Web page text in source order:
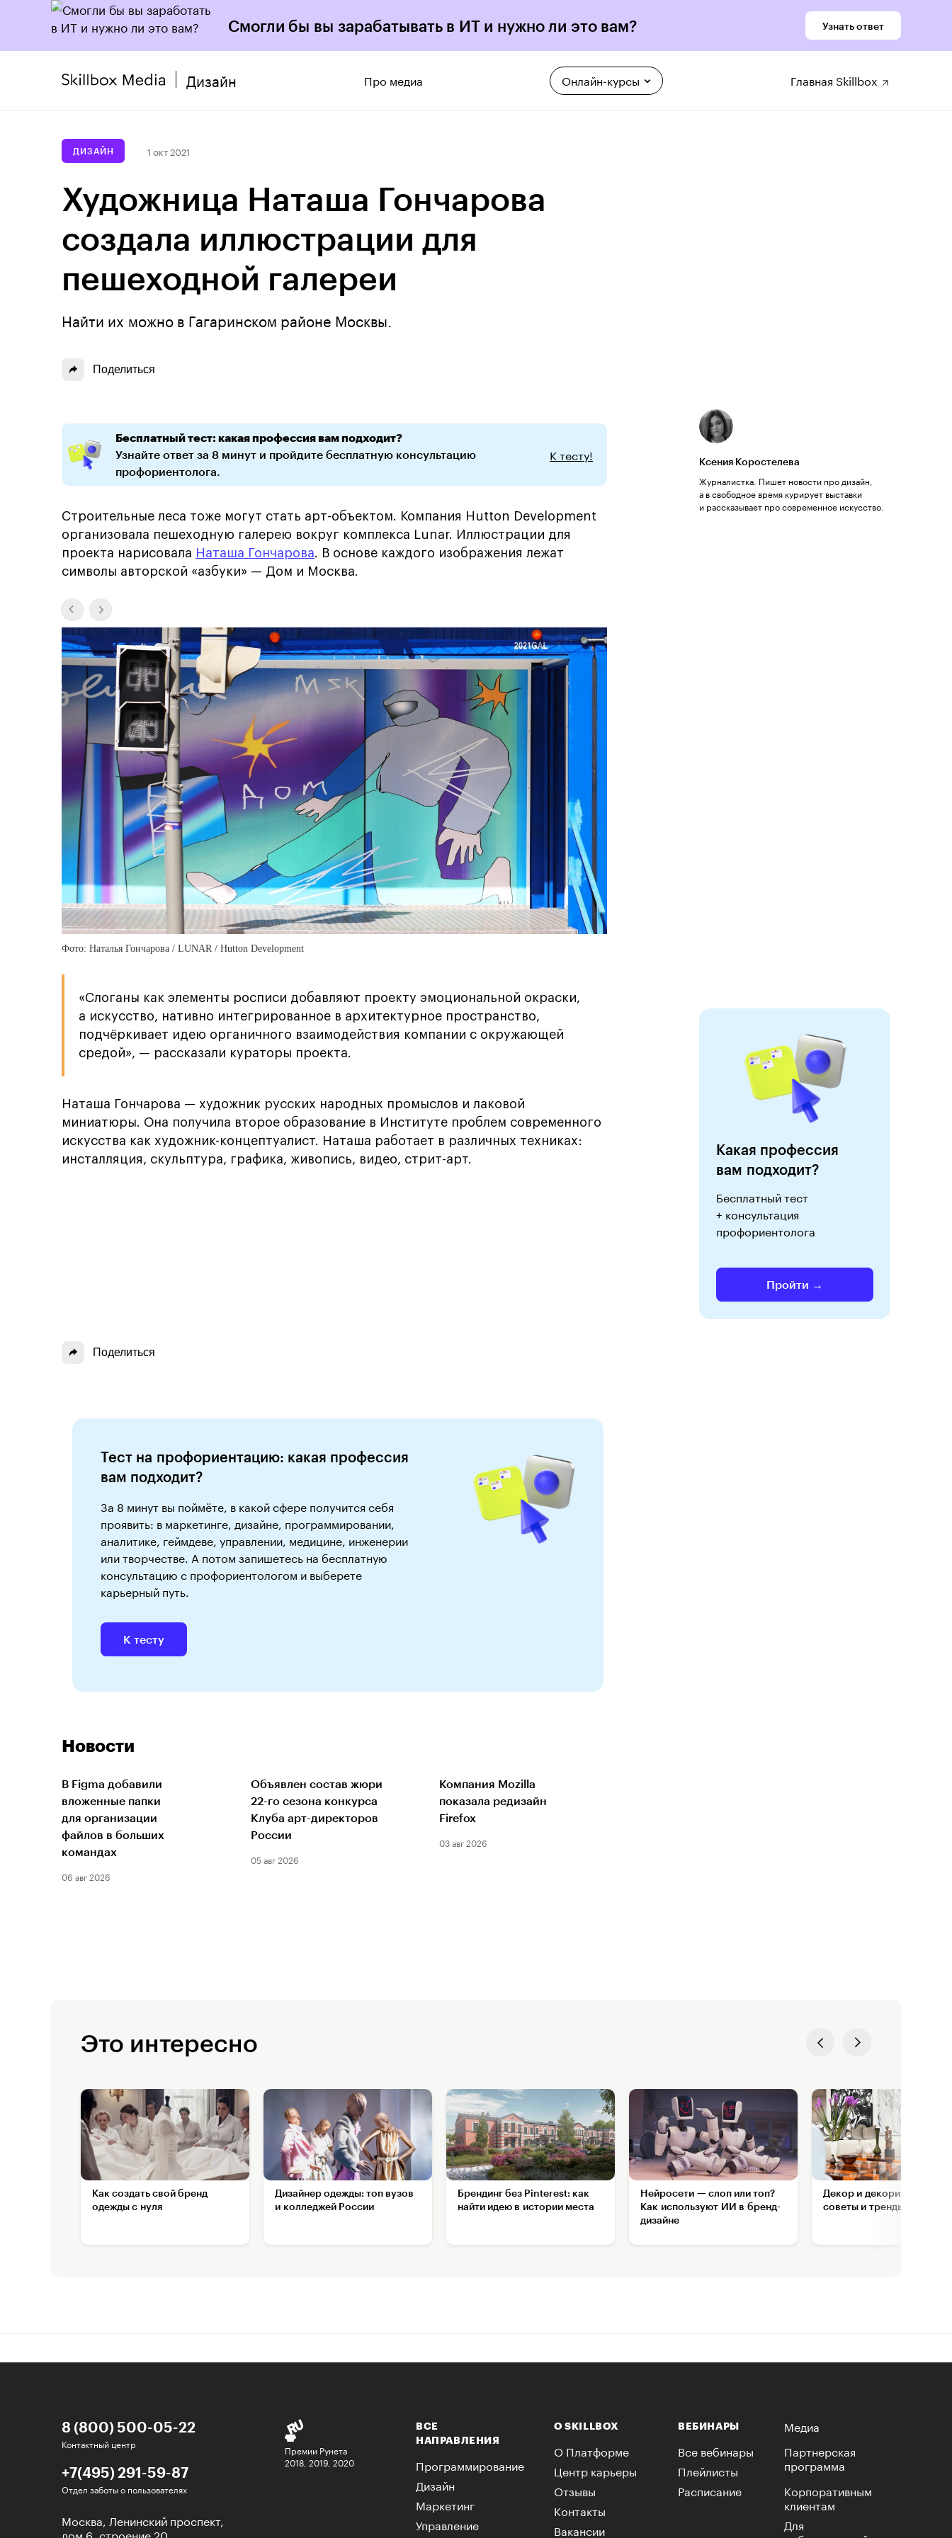
Смогли бы вы зарабатывать в ИТ и нужно ли это вам? Узнать ответ
Дизайн Про медиа Онлайн-курсы Главная Skillbox
ДИЗАЙН 1 окт 2021
Художница Наташа Гончарова
создала иллюстрации для
пешеходной галереи
Найти их можно в Гагаринском районе Москвы.
Поделиться
Ксения Коростелева
Журналистка. Пишет новости про дизайн,
а в свободное время курирует выставки
и рассказывает про современное искусство.
Какая профессия
вам подходит?
Бесплатный тест
+ консультация
профориентолога
Пройти →
Бесплатный тест: какая профессия вам подходит?
Узнайте ответ за 8 минут и пройдите бесплатную консультацию
профориентолога.
К тесту!
Строительные леса тоже могут стать арт-объектом. Компания Hutton Development
организовала пешеходную галерею вокруг комплекса Lunar. Иллюстрации для
проекта нарисовала Наташа Гончарова. В основе каждого изображения лежат
символы авторской «азбуки» — Дом и Москва.
Фото: Наталья Гончарова / LUNAR / Hutton Development
«Слоганы как элементы росписи добавляют проекту эмоциональной окраски,
а искусство, нативно интегрированное в архитектурное пространство,
подчёркивает идею органичного взаимодействия компании с окружающей
средой», — рассказали кураторы проекта.
Наташа Гончарова — художник русских народных промыслов и лаковой
миниатюры. Она получила второе образование в Институте проблем современного
искусства как художник-концептуалист. Наташа работает в различных техниках:
инсталляция, скульптура, графика, живопись, видео, стрит-арт.
Поделиться
Тест на профориентацию: какая профессия
вам подходит?
За 8 минут вы поймёте, в какой сфере получится себя
проявить: в маркетинге, дизайне, программировании,
аналитике, геймдеве, управлении, медицине, инженерии
или творчестве. А потом запишетесь на бесплатную
консультацию с профориентологом и выберете
карьерный путь.
К тесту
Новости
В Figma добавили
вложенные папки
для организации
файлов в больших
командах
06 авг 2026
Объявлен состав жюри
22-го сезона конкурса
Клуба арт-директоров
России
05 авг 2026
Компания Mozilla
показала редизайн
Firefox
03 авг 2026
Это интересно
Как создать свой бренд
одежды с нуля
Дизайнер одежды: топ вузов
и колледжей России
Брендинг без Pinterest: как
найти идею в истории места
Нейросети — слоп или топ?
Как используют ИИ в бренд-
дизайне
Декор и декорирование:
советы и тренды 2026
8 (800) 500-05-22
Контактный центр
+7(495) 291-59-87
Отдел заботы о пользователях
Москва, Ленинский проспект,
дом 6, строение 20
Премии Рунета
2018, 2019, 2020
ВСЕ
НАПРАВЛЕНИЯ
Программирование
Дизайн
Маркетинг
Управление
О SKILLBOX
О Платформе
Центр карьеры
Отзывы
Контакты
Вакансии
ВЕБИНАРЫ
Все вебинары
Плейлисты
Расписание
Медиа
Партнерская
программа
Корпоративным
клиентам
Для